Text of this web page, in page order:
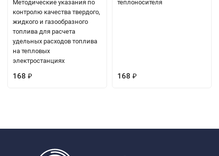
Методические указания по
контролю качества твердого,
жидкого и газообразного
топлива для расчета
удельных расходов топлива
на тепловых
электростанциях
168 ₽
теплоносителя
168 ₽